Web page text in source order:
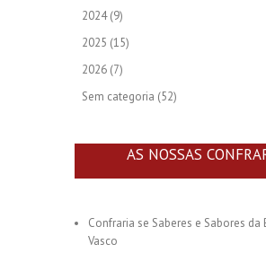
2024(9)
2025 (15)
2026 (7)
Sem categoria (52)
AS NOSSAS
Confraria se Saberes e Sabores da
Vasco